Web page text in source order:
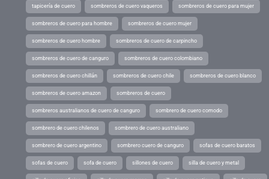
tapicería de cuero sombreros de cuero vaqueros sombreros de cuero para mujer
sombreros de cuero para hombre sombreros de cuero mujer
sombreros de cuero hombre sombreros de cuero de carpincho
sombreros de cuero de canguro sombreros de cuero colombiano
sombreros de cuero chillán sombreros de cuero chile sombreros de cuero blanco
sombreros de cuero amazon sombreros de cuero
sombreros australianos de cuero de canguro sombrero de cuero comodo
sombrero de cuero chilenos sombrero de cuero australiano
sombrero de cuero argentino sombrero cuero de canguro sofas de cuero baratos
sofas de cuero sofa de cuero sillones de cuero silla de cuero y metal